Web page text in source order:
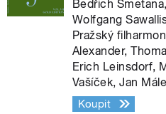
Bedřich
Wolfgang
Pražský
Alexander,
Erich Leinsdorf,
Vašíček, Jan
Koupit